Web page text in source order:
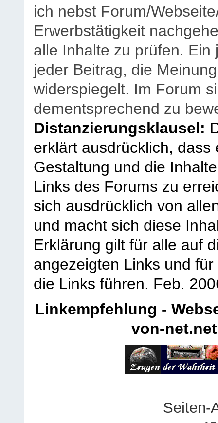
ich nebst Forum/
Erwerbstätigkeit
alle Inhalte zu prüfen.
jeder Beitrag, die
widerspiegelt. Im Forum
dementsprechend zu
Distanzierungsklausel:
erklärt ausdrücklich,
Gestaltung und die
Links des Forums zu
sich ausdrücklich von
und macht sich diese
Erklärung gilt für alle auf
angezeigten Links und
die Links führen. Feb.
Linkempfehlung -
von-net.net
Seiten-